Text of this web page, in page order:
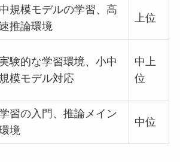
中規模モデルの学習、高
推論環境
上位
験的な学習環境、小中
規模モデル対応
中上
位
習の入門、推論メイン
境
中位